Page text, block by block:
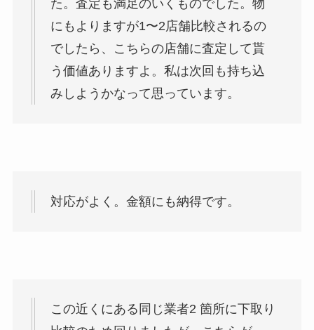
た。査定も満足のいくものでした。物
にもよりますが1〜2店舗比較されるの
でしたら、こちらの店舗に査定して貰
う価値ありますよ。私は次回も持ち込
みしようかなって思っています。
対応がよく。金額にも納得です。
この近くにある同じ業者2 箇所に下取り